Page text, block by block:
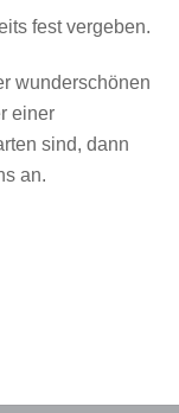
fest vergeben.
wunderschönen
einer
sind, dann
an.